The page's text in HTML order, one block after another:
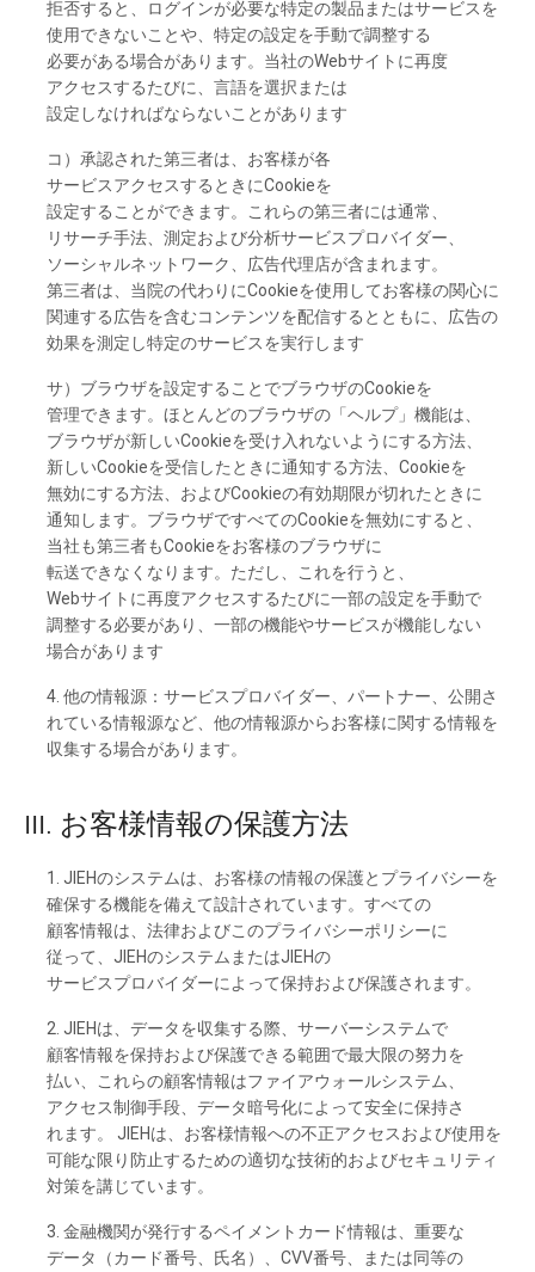
拒否すると、 ログインが必要な特定の製品またはサービスを
使用できないことや、 特定の設定を手動で調整する
必要がある場合があります。 当社のWebサイトに再度
アクセスするたびに、 言語を選択または
設定しなければならないことがあります
コ） 承認さ れた第三者は、お客様が各
サービスアクセスするときにCookieを
設定することができます。これらの第三者には通常、
リサーチ手法、 測定および分析サービスプロバイダー、
ソーシャルネットワーク、 広告代理店が含まれます。
第三者は、 当院の代わ りにCookieを使用してお客様の関心に
関連する広告を含むコンテンツを配信するとともに、 広告の
効果を測定し特定のサービスを実行し ます
サ） ブラウザを設定することでブラウザのCookieを
管理できます。ほとんどのブラウザの「ヘルプ」 機能は、
ブラウザが新しいCookieを受け 入れないようにする方法、
新しいCookieを受信したときに通知する方法、 Cookieを
無効にする方法、 およびCookieの有効期限が切れたときに
通知し ます。 ブラウザですべてのCookieを無効にすると、
当社も第三者もCookieをお客様のブラウザに
転送できなくなります。ただし、
これを行うと、
Webサイトに再度アクセスするたびに一部の設定を手動で
調整する必要があり、 一部の機能やサービスが機能しない
場合があります
4. 他の情報源：サービスプロバイダー、 パートナー、 公開さ
れている情報源など、 他の情報源からお客様に関する情報を
収集する場合があります。
III. お客様情報の保護方法
1. JIEHのシステムは、お客様の情報の保護と プライバシーを
確​​保する機能を備えて設計さ れています。 すべての
顧客情報は、 法律およびこのプライバシーポリシーに
従って、 JIEHのシステムまたはJIEHの
サービスプロバイダーに よって保持および保護さ れます。
2. JIEHは、 データを収集する際、 サーバーシステムで
顧客情報を保持および保護できる範囲で最大限の努力を
払い、これらの顧客情報はファイアウォールシステム、
アクセス制御手段、 データ暗号化に よって安全に保持さ
れます。 JIEHは、お客様情報への不正アクセスおよび使用を
可能な限り 防止するための適切な技術的およびセキュリティ
対策を講じています。
3. 金融機関が発行するペイメントカード情報は、 重要な
データ
（カード番号、 氏名）、 CVV番号、 または同等の